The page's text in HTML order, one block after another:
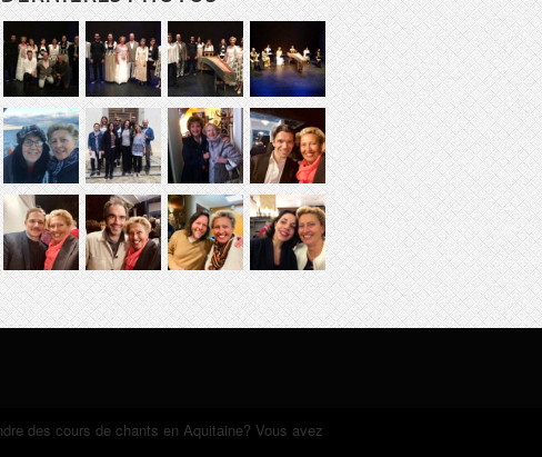
des cours de chants en Aquitaine? Vous avez